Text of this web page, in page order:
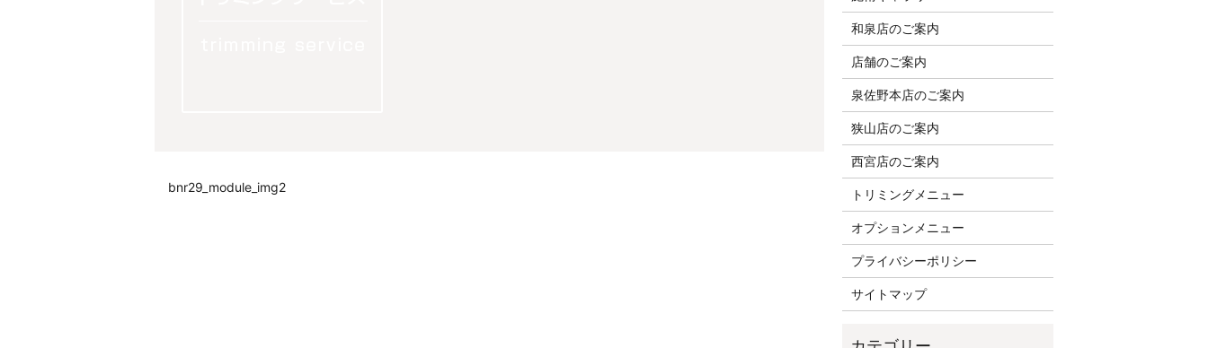
bnr29_module_img2
和泉店のご案内
店舗のご案内
泉佐野本店のご案内
狭山店のご案内
西宮店のご案内
トリミングメニュー
オプションメニュー
プライバシーポリシー
サイトマップ